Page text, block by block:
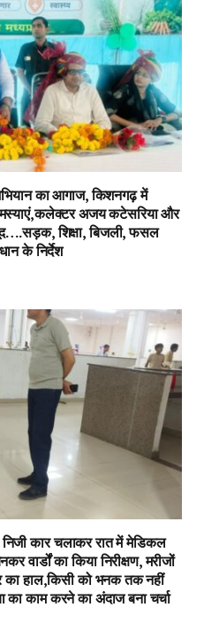
का आगाज, किशनगढ़ में
अजय कटेसरिया और
शिक्षा, बिजली, फसल
के निर्देश
कार चलाकर रात में मेडिकल
का किया निरीक्षण, मरीजों
का हाल,किसी को भनक तक नहीं
काम करने का अंदाज बना चर्चा